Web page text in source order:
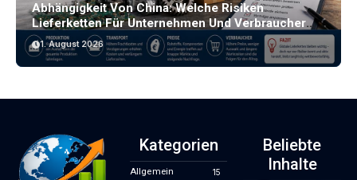
Abhängigkeit Von China: Welche Risiken
Lieferketten Für Unternehmen Und Verbraucher
Bergen
1. August 2026
Kategorien
Allgemein 15
Beliebte
Inhalte